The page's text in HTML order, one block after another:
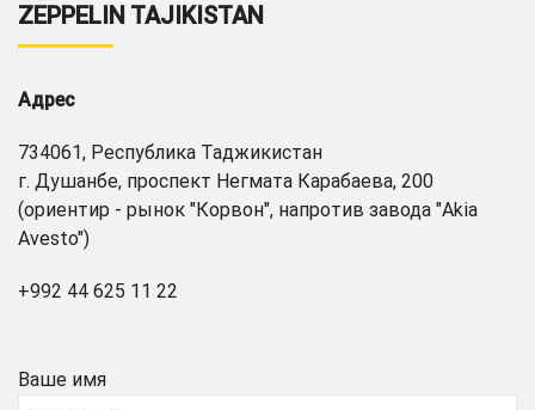
ZEPPELIN TAJIKISTAN
Адрес
734061, Республика Таджикистан
г. Душанбе, проспект Негмата Карабаева, 200
(ориентир - рынок "Корвон", напротив завода "Akia
Avesto")
+992 44 625 11 22
Ваше имя